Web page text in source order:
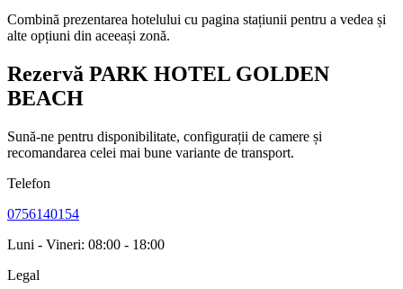
Combină prezentarea hotelului cu pagina stațiunii pentru a vedea și
alte opțiuni din aceeași zonă.
Rezervă PARK HOTEL GOLDEN
BEACH
Sună-ne pentru disponibilitate, configurații de camere și
recomandarea celei mai bune variante de transport.
Telefon
0756140154
Luni - Vineri: 08:00 - 18:00
Legal